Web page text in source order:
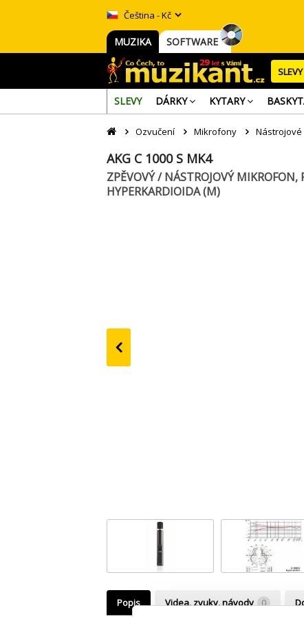
Čeština - Kč
MUZIKA SOFTWARE
SLEVY
SLEVY DÁRKY KYTARY
Ozvučení Mikrofony Nástrojové
AKG C 1000 S MK4
ZPĚVOVÝ / NÁSTROJOVÝ
HYPERKARDIOIDA (M)
Popis Videa, zvuky, návody 0